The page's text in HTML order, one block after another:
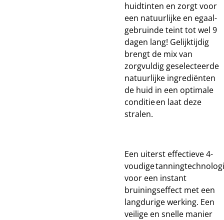
huidtinten en zorgt voor
een natuurlijke en egaal-
gebruinde teint tot wel 9
dagen lang! Gelijktijdig
brengt de mix van
zorgvuldig geselecteerde
natuurlijke ingrediënten
de huid in een optimale
conditie en laat deze
stralen.
Een uiterst effectieve 4-
voudige
voor een instant
bruiningseffect met een
langdurige werking. Een
veilige en snelle manier